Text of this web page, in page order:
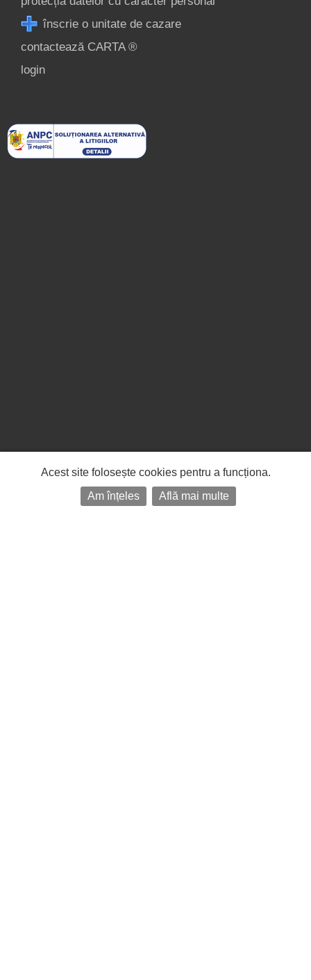
înscrie o unitate de cazare
contactează CARTA ®
login
Acest site folosește cookies pentru a funcționa.
Am înțeles
Află mai multe